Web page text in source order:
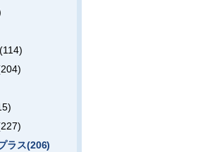
ラス(206)